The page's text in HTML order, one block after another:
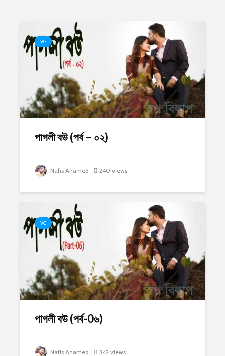
VG
পাগলী বউ (পর্ব – ০২)
Nafis Ahamed 240 views
VG
পাগলী বউ (পর্ব-0৬)
Nafis Ahamed 342 views